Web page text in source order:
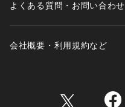
よくある質問・お問い合わせ
会社概要・利用規約など